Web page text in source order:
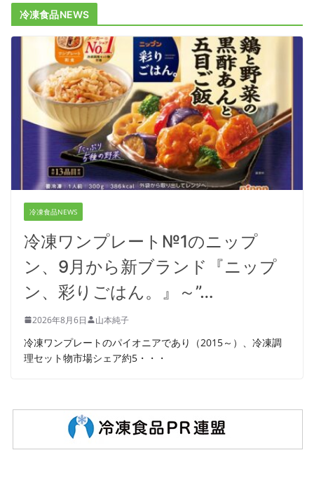
冷凍食品NEWS
冷凍食品NEWS
冷凍ワンプレート№1のニップ
ン、9月から新ブランド『ニップ
ン、彩りごはん。』～”…
2026年8月6日 山本純子
冷凍ワンプレートのパイオニアであり（2015～）、冷凍調
理セット物市場シェア約5・・・